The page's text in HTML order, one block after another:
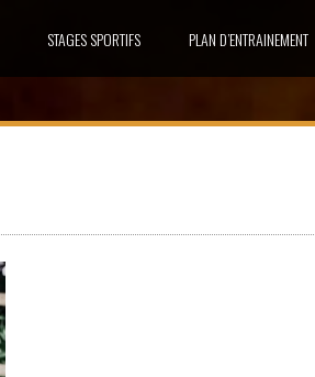
STAGES SPORTIFS PLAN D’ENTRAINEMENT